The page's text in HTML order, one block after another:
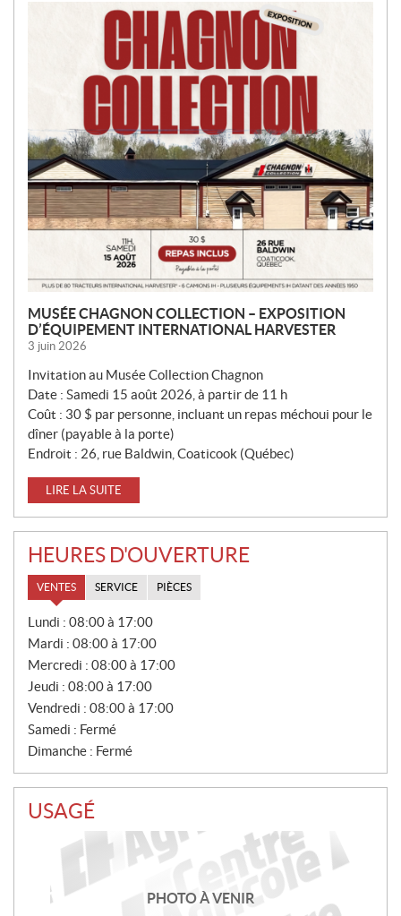
MUSÉE CHAGNON COLLECTION – EXPOSITION
D’ÉQUIPEMENT INTERNATIONAL HARVESTER
3 juin 2026
Invitation au Musée Collection Chagnon
Date : Samedi 15 août 2026, à partir de 11 h
Coût : 30 $ par personne, incluant un repas méchoui pour le
dîner (payable à la porte)
Endroit : 26, rue Baldwin, Coaticook (Québec)
LIRE LA SUITE
HEURES D'OUVERTURE
VENTES SERVICE PIÈCES
V
N
T
S
Lundi : 08:00 à 17:00
Mardi : 08:00 à 17:00
Mercredi : 08:00 à 17:00
Jeudi : 08:00 à 17:00
Vendredi : 08:00 à 17:00
Samedi : Fermé
Dimanche : Fermé
USAGÉ
PHOTO À VENIR